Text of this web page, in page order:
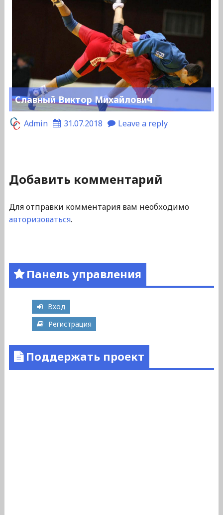
Славный Виктор Михайлович
Admin 31.07.2018 Leave a reply
Добавить комментарий
Для отправки комментария вам необходимо
авторизоваться.
Панель управления
Вход
Регистрация
Поддержать проект